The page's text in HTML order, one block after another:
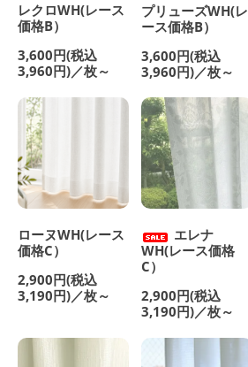
レクロWH(レース
価格B）
3,600円(税込
3,960円)／枚～
プリューズWH(レ
ース価格B）
3,600円(税込
3,960円)／枚～
ローヌWH(レース
価格C）
2,900円(税込
3,190円)／枚～
エレナ
WH(レース価格
C）
2,900円(税込
3,190円)／枚～